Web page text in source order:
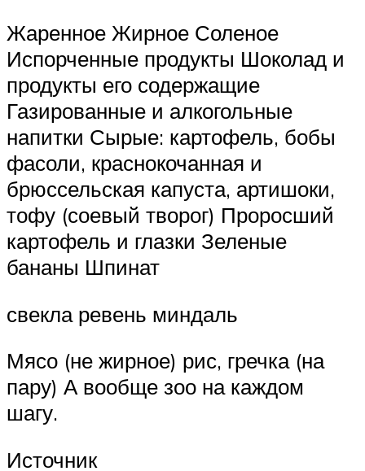
Жаренное Жирное Соленое
Испорченные продукты Шоколад и
продукты его содержащие
Газированные и алкогольные
напитки Сырые: картофель, бобы
фасоли, краснокочанная и
брюссельская капуста, артишоки,
тофу (соевый творог) Проросший
картофель и глазки Зеленые
бананы Шпинат
свекла ревень миндаль
Мясо (не жирное) рис, гречка (на
пару) А вообще зоо на каждом
шагу.
Источник